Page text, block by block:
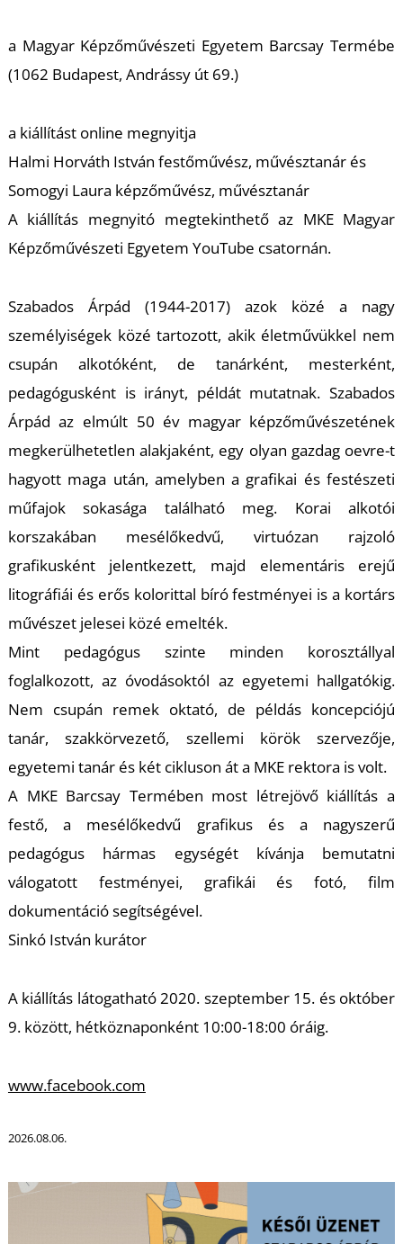
a Magyar Képzőművészeti Egyetem Barcsay Termébe
(1062 Budapest, Andrássy út 69.)
a kiállítást online megnyitja
Halmi Horváth István festőművész, művésztanár és
Somogyi Laura képzőművész, művésztanár
A kiállítás megnyitó megtekinthető az MKE Magyar
Képzőművészeti Egyetem YouTube csatornán.
Szabados Árpád (1944-2017) azok közé a nagy
személyiségek közé tartozott, akik életművükkel nem
csupán alkotóként, de tanárként, mesterként,
pedagógusként is irányt, példát mutatnak. Szabados
Árpád az elmúlt 50 év magyar képzőművészetének
megkerülhetetlen alakjaként, egy olyan gazdag oevre-t
hagyott maga után, amelyben a grafikai és festészeti
műfajok sokasága található meg. Korai alkotói
korszakában mesélőkedvű, virtuózan rajzoló
grafikusként jelentkezett, majd elementáris erejű
litográfiái és erős kolorittal bíró festményei is a kortárs
művészet jelesei közé emelték.
Mint pedagógus szinte minden korosztállyal
foglalkozott, az óvodásoktól az egyetemi hallgatókig.
Nem csupán remek oktató, de példás koncepciójú
tanár, szakkörvezető, szellemi körök szervezője,
egyetemi tanár és két cikluson át a MKE rektora is volt.
A MKE Barcsay Termében most létrejövő kiállítás a
festő, a mesélőkedvű grafikus és a nagyszerű
pedagógus hármas egységét kívánja bemutatni
válogatott festményei, grafikái és fotó, film
dokumentáció segítségével.
Sinkó István kurátor
A kiállítás látogatható 2020. szeptember 15. és október
9. között, hétköznaponként 10:00-18:00 óráig.
www.facebook.com
2026.08.06.